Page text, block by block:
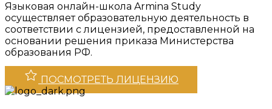
Языковая онлайн-школа Armina Study
осуществляет образовательную деятельность в
соответствии с лицензией, предоставленной на
основании решения приказа Министерства
образования РФ.
ПОСМОТРЕТЬ ЛИЦЕНЗИЮ